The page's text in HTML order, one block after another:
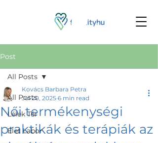
Post
All Posts
Lélek Tér
Élet Labor
All Posts
Női termékenységi
praktikák és terápiák az
Kovács Barbara Petra
Jul 20, 2025 6 min read